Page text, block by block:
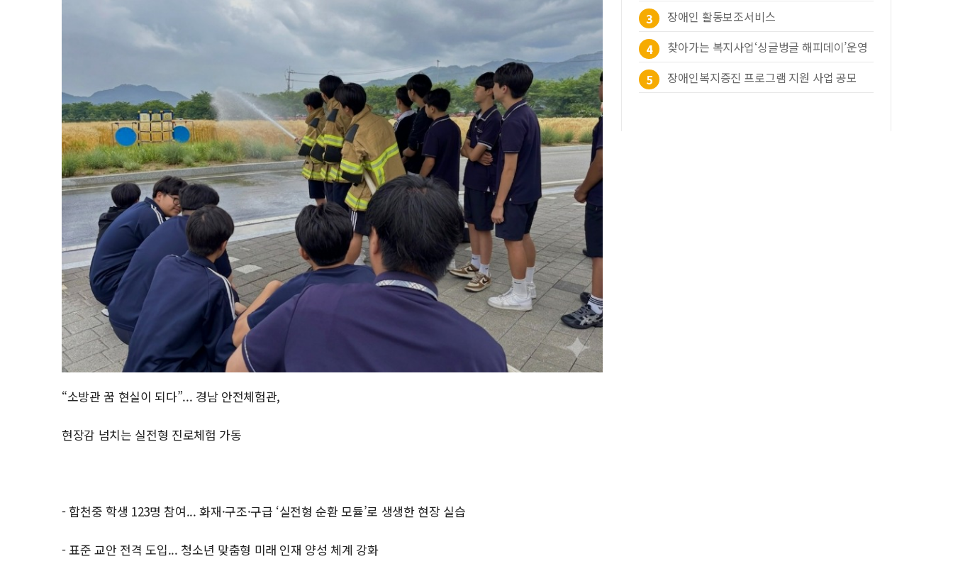
“소방관 꿈 현실이 되다”... 경남 안전체험관,
현장감 넘치는 실전형 진로체험 가동
- 합천중 학생 123명 참여... 화재·구조·구급 ‘실전형 순환 모듈’로 생생한 현장 실습
- 표준 교안 전격 도입... 청소년 맞춤형 미래 인재 양성 체계 강화
3
장애인 활동보조서비스
4
찾아가는 복지사업‘싱글벙글 해피데이’운영
5
장애인복지증진 프로그램 지원 사업 공모